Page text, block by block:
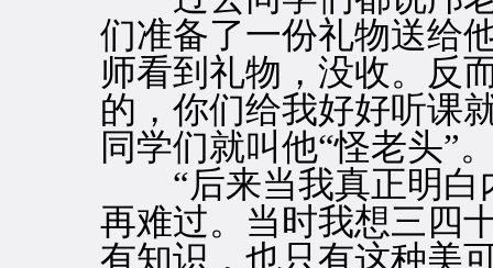
们准备了一份礼物送给
师看到礼物，没收。反
的，你们给我好好听课
同学们就叫他“怪老头”
“后来当我真正明白
再难过。当时我想三四
有知识，也只有这种美